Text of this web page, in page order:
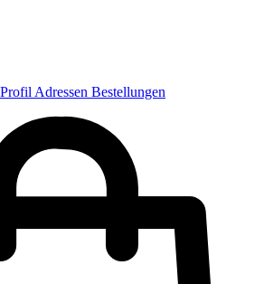
Adressen Bestellungen